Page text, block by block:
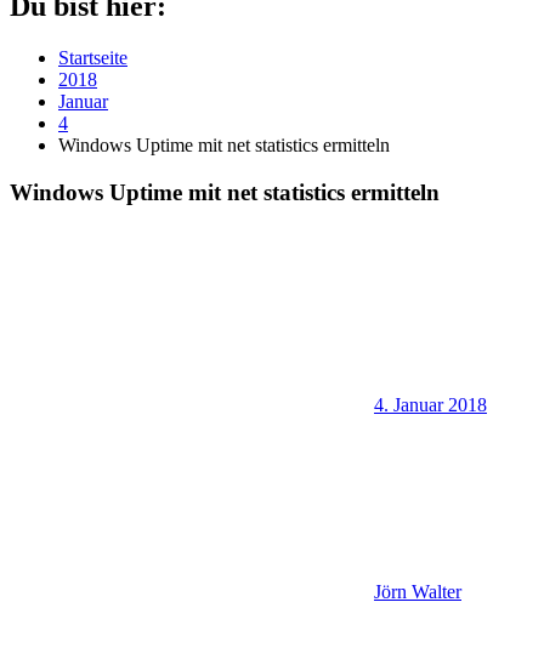
Du bist hier:
Startseite
2018
Januar
4
Windows Uptime mit net statistics ermitteln
Windows Uptime mit net statistics ermitteln
4. Januar 2018
Jörn Walter